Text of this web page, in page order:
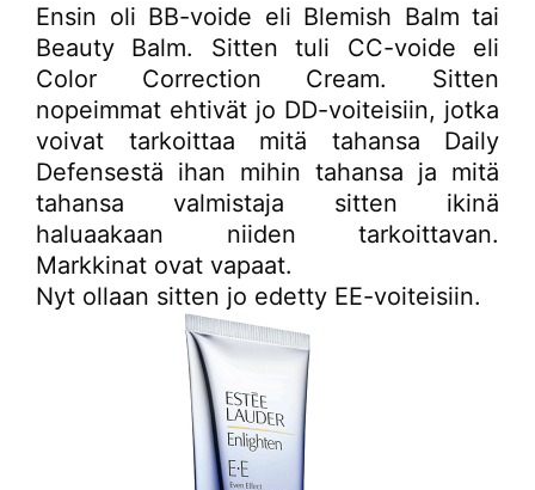
Ensin oli BB-voide eli Blemish Balm tai
Beauty Balm. Sitten tuli CC-voide eli
Color Correction Cream. Sitten
nopeimmat ehtivät jo DD-voiteisiin, jotka
voivat tarkoittaa mitä tahansa Daily
Defensestä ihan mihin tahansa ja mitä
tahansa valmistaja sitten ikinä
haluaakaan niiden tarkoittavan.
Markkinat ovat vapaat.
Nyt ollaan sitten jo edetty EE-voiteisiin.